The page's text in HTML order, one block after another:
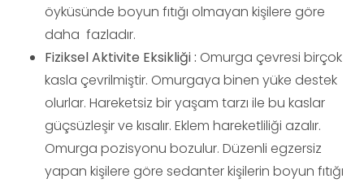
öyküsünde boyun fıtığı olmayan kişilere göre
daha fazladır.
Fiziksel Aktivite Eksikliği : Omurga çevresi birçok
kasla çevrilmiştir. Omurgaya binen yüke destek
olurlar. Hareketsiz bir yaşam tarzı ile bu kaslar
güçsüzleşir ve kısalır. Eklem hareketliliği azalır.
Omurga pozisyonu bozulur. Düzenli egzersiz
yapan kişilere göre sedanter kişilerin boyun fıtığı